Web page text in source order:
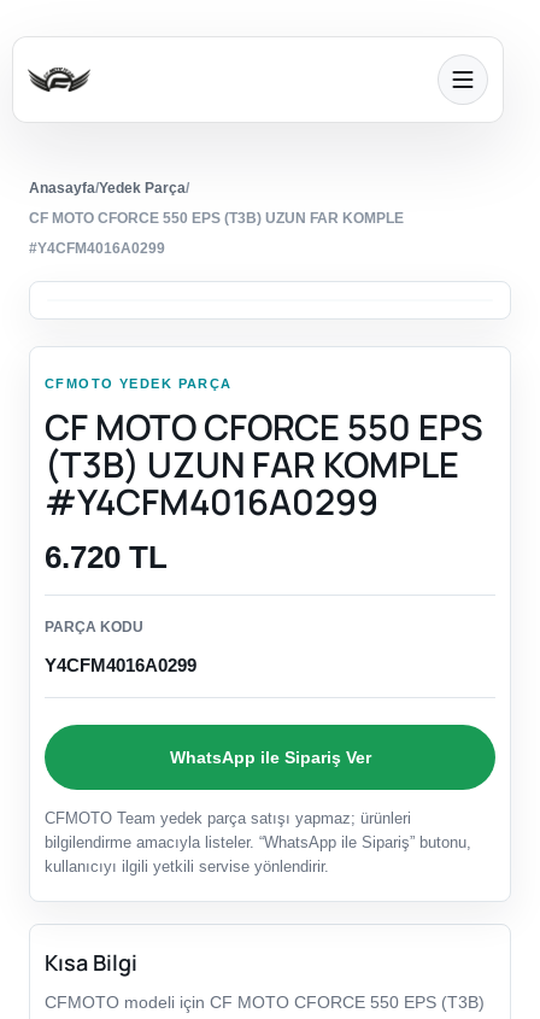
Anasayfa/Yedek Parça/
CF MOTO CFORCE 550 EPS (T3B) UZUN FAR KOMPLE
#Y4CFM4016A0299
CFMOTO YEDEK PARÇA
CF MOTO CFORCE 550 EPS
(T3B) UZUN FAR KOMPLE
#Y4CFM4016A0299
6.720 TL
PARÇA KODU
Y4CFM4016A0299
WhatsApp ile Sipariş Ver
CFMOTO Team yedek parça satışı yapmaz; ürünleri
bilgilendirme amacıyla listeler. “WhatsApp ile Sipariş” butonu,
kullanıcıyı ilgili yetkili servise yönlendirir.
Kısa Bilgi
CFMOTO modeli için CF MOTO CFORCE 550 EPS (T3B)